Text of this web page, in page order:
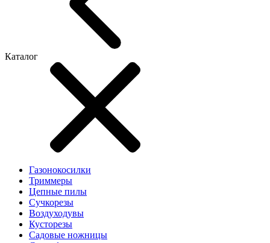
Каталог
Газонокосилки
Триммеры
Цепные пилы
Cучкорезы
Воздуходувы
Кусторезы
Садовые ножницы